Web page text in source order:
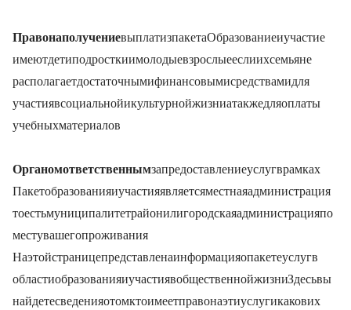
Право на получениевыплат из пакета «Образование и участие»
имеют дети, подростки и молодые взрослые, если их семья не
располагает достаточными финансовыми средствами для
участия в социальной и культурной жизни, а также для оплаты
учебных материалов.
Органом, ответственнымза предоставление услуг в рамках
«Пакет образования и участия», является местная администрация
(то есть муниципалитет, район или городская администрация) по
месту вашего проживания.
На этой странице представлена информация о пакете услуг в
области образования и участия в общественной жизни (BuT). Здесь вы
найдете сведения о том, кто имеет право на эти услуги, каков их